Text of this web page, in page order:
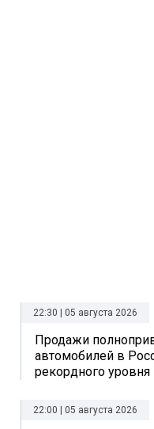
22:30 | 05 августа 2026
Продажи
автомобилей в
рекордного уровня
22:00 | 05 августа 2026